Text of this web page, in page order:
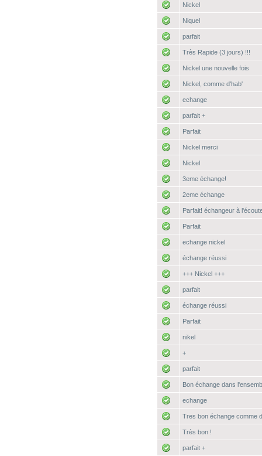
Nickel
Niquel
parfait
Très Rapide (3 jours) !!!
Nickel une nouvelle fois
Nickel, comme d'hab'
echange
parfait +
Parfait
Nickel merci
Nickel
3eme échange!
2eme échange
Parfait! échangeur à
Parfait
echange nickel
échange réussi
+++ Nickel +++
parfait
échange réussi
Parfait
nikel
+
parfait
Bon échange dans
echange
Tres bon échange comme
Très bon !
parfait +